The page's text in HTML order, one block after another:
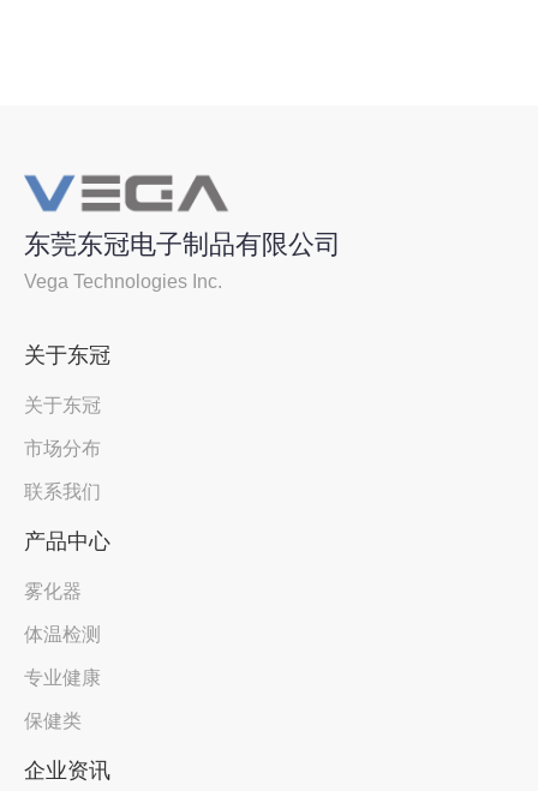
东莞东冠电子制品有限公司
Vega Technologies Inc.
关于东冠
关于东冠
市场分布
联系我们
产品中心
雾化器
体温检测
专业健康
保健类
企业资讯